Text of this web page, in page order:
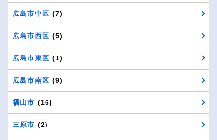
広島市中区 (7)
広島市西区 (5)
広島市東区 (1)
広島市南区 (9)
福山市 (16)
三原市 (2)